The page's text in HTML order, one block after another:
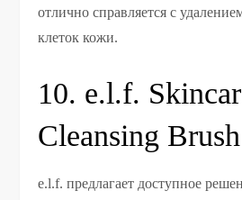
отлично справляется с
клеток кожи.
10. e.l.f.
Cleansing Brush
e.l.f. предлагает доступное